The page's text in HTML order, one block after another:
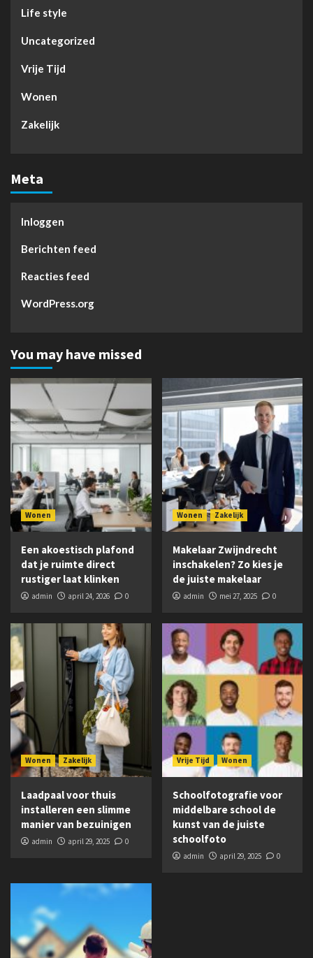
Life style
Uncategorized
Vrije Tijd
Wonen
Zakelijk
Meta
Inloggen
Berichten feed
Reacties feed
WordPress.org
You may have missed
Wonen
Een akoestisch plafond
dat je ruimte direct
rustiger laat klinken
admin april 24, 2026 0
Wonen Zakelijk
Makelaar Zwijndrecht
inschakelen? Zo kies je
de juiste makelaar
admin mei 27, 2025 0
Wonen Zakelijk
Laadpaal voor thuis
installeren een slimme
manier van bezuinigen
admin april 29, 2025 0
Vrije Tijd Wonen
Schoolfotografie voor
middelbare school de
kunst van de juiste
schoolfoto
admin april 29, 2025 0